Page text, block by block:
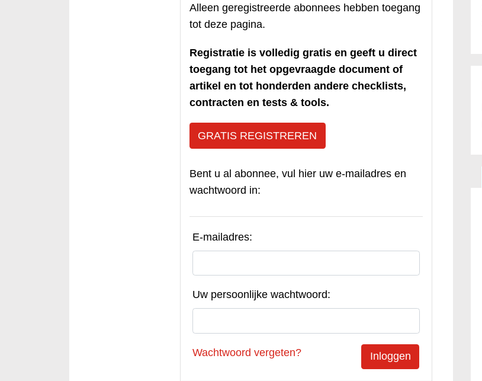
Alleen geregistreerde abonnees hebben toegang
tot deze pagina.
Registratie is volledig gratis en geeft u direct
toegang tot het opgevraagde document of
artikel en tot honderden andere checklists,
contracten en tests & tools.
GRATIS REGISTREREN
Bent u al abonnee, vul hier uw e-mailadres en
wachtwoord in:
E-mailadres:
Uw persoonlijke wachtwoord:
Wachtwoord vergeten?